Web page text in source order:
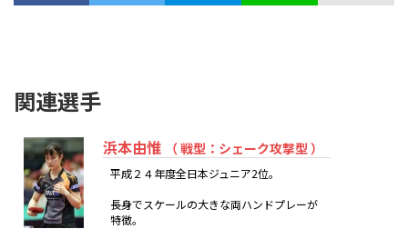
関連選手
浜本由惟 （ 戦型：シェーク攻撃型 ）
平成２４年度全日本ジュニア2位。
長身でスケールの大きな両ハンドプレーが
特徴。